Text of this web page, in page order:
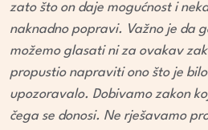
zato što on daje mogućnost i
naknadno popravi. Važno je da
možemo glasati ni za ovakav
propustio napraviti ono što je
upozoravalo. Dobivamo zakon
čega se donosi. Ne rješavamo